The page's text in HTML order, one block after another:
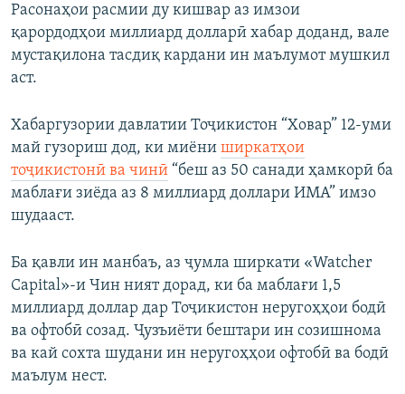
Расонаҳои расмии ду кишвар аз имзои
қарордодҳои миллиард долларӣ хабар доданд, вале
мустақилона тасдиқ кардани ин маълумот мушкил
аст.
Хабаргузории давлатии Тоҷикистон “Ховар” 12-уми
май гузориш дод, ки миёни ширкатҳои
тоҷикистонӣ ва чинӣ “беш аз 50 санади ҳамкорӣ ба
маблағи зиёда аз 8 миллиард доллари ИМА” имзо
шудааст.
Ба қавли ин манбаъ, аз ҷумла ширкати «Watcher
Capital»-и Чин ният дорад, ки ба маблағи 1,5
миллиард доллар дар Тоҷикистон неругоҳҳои бодӣ
ва офтобӣ созад. Ҷузъиёти бештари ин созишнома
ва кай сохта шудани ин неругоҳҳои офтобӣ ва бодӣ
маълум нест.